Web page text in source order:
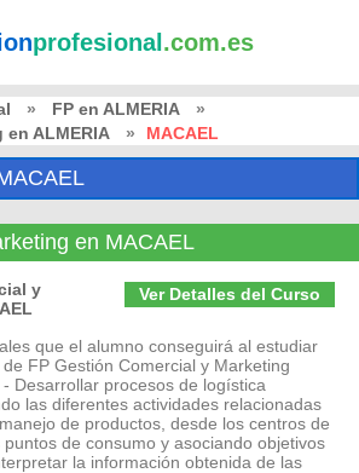
profesional .com.es
» FP en ALMERIA
»
ALMERIA
» MACAEL
en MACAEL
Ver Detalles del Curso
y
que el alumno conseguirá al estudiar
FP Gestión Comercial y Marketing
Desarrollar procesos de logística
las diferentes actividades relacionadas
de productos, desde los centros de
de consumo y asociando objetivos
la información obtenida de las